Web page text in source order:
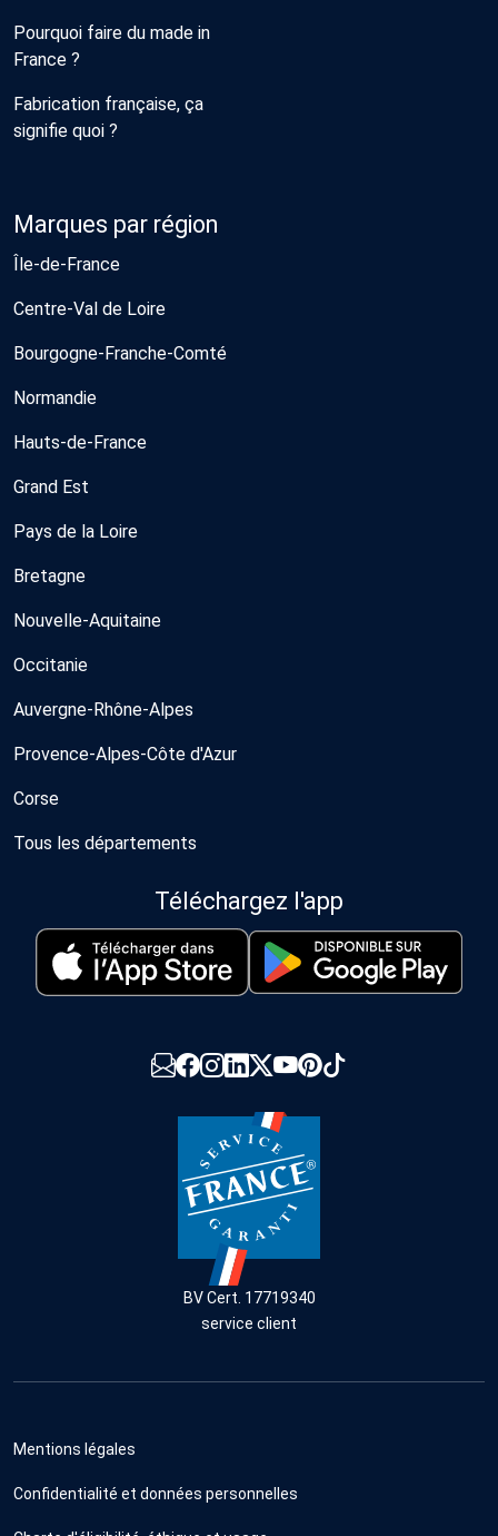
Pourquoi faire du made in
France ?
Fabrication française, ça
signifie quoi ?
Marques par région
Île-de-France
Centre-Val de Loire
Bourgogne-Franche-Comté
Normandie
Hauts-de-France
Grand Est
Pays de la Loire
Bretagne
Nouvelle-Aquitaine
Occitanie
Auvergne-Rhône-Alpes
Provence-Alpes-Côte d'Azur
Corse
Tous les départements
Téléchargez l'app
BV Cert. 17719340
service client
Mentions légales
Confidentialité et données personnelles